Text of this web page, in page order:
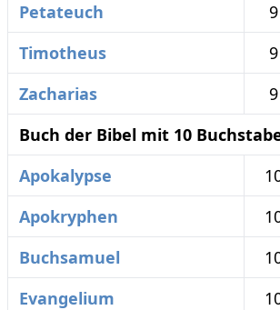
Petateuch
Timotheus
Zacharias
Buch der Bibel mit 10
Apokalypse
Apokryphen
Buchsamuel
Evangelium